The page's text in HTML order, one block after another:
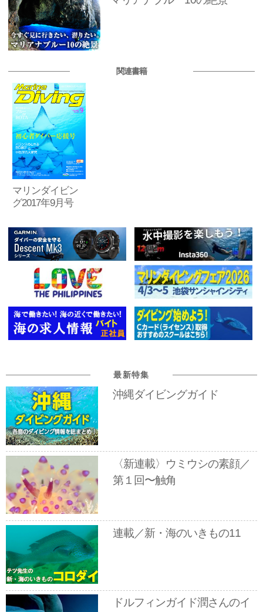
関連書籍
マリンダイビン
グ2017年9月号
最新特集
沖縄ダイビングガイド
〈新連載〉ウミウシの素顔／
第１回〜触角
連載／新・海のいきもの11
ドルフィンガイド潤さんのイ